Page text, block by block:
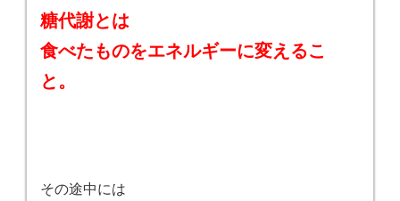
糖代謝とは
食べたものをエネルギーに変えるこ
と。
その途中には